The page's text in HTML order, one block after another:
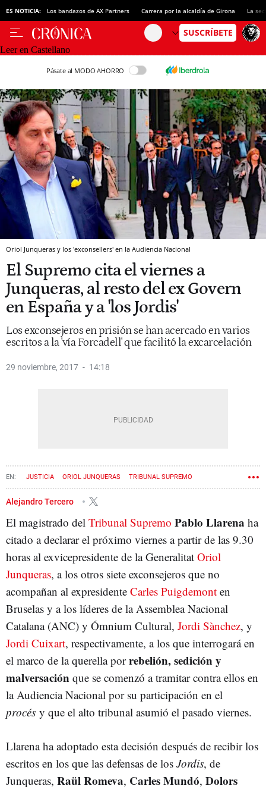
ES NOTICIA: Los bandazos de AX Partners Carrera por la alcaldía de Girona La
Leer en Castellano
Pásate al MODO AHORRO
Oriol Junqueras y los 'exconsellers' en la Audiencia Nacional
El Supremo cita el viernes a
Junqueras, al resto del ex Govern
en España y a 'los Jordis'
Los exconsejeros en prisión se han acercado en varios
escritos a la 'vía Forcadell' que facilitó la excarcelación
29 noviembre, 2017 14:18
JUSTICIA ORIOL JUNQUERAS TRIBUNAL SUPREMO
ESTADO DE DERECHO CÁRCEL
Alejandro Tercero
El magistrado del Tribunal Supremo Pablo Llarena ha
citado a declarar el próximo viernes a partir de las 9.30
horas al exvicepresidente de la Generalitat Oriol
Junqueras, a los otros siete exconsejeros que no
acompañan al expresidente Carles Puigdemont en
Bruselas y a los líderes de la Assemblea Nacional
Catalana (ANC) y Ómnium Cultural, Jordi Sànchez, y
Jordi Cuixart, respectivamente, a los que interrogará en
el marco de la querella porrebelión, sedición y
malversación que se comenzó a tramitar contra ellos en
la Audiencia Nacional por su participación en el
procés y que el alto tribunal asumió el pasado viernes.
Llarena ha adoptado esta decisión después de recibir los
escritos en los que las defensas de los Jordis, de
Junqueras, Raül Romeva, Carles Mundó, Dolors